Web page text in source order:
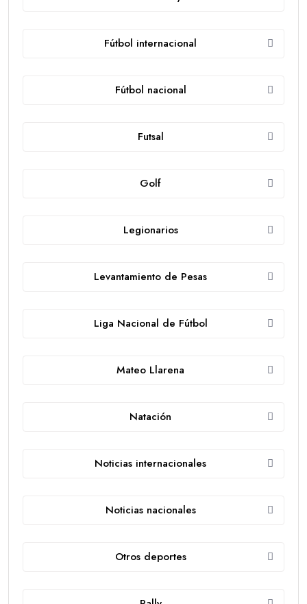
Fútbol internacional
Fútbol nacional
Futsal
Golf
Legionarios
Levantamiento de Pesas
Liga Nacional de Fútbol
Mateo Llarena
Natación
Noticias internacionales
Noticias nacionales
Otros deportes